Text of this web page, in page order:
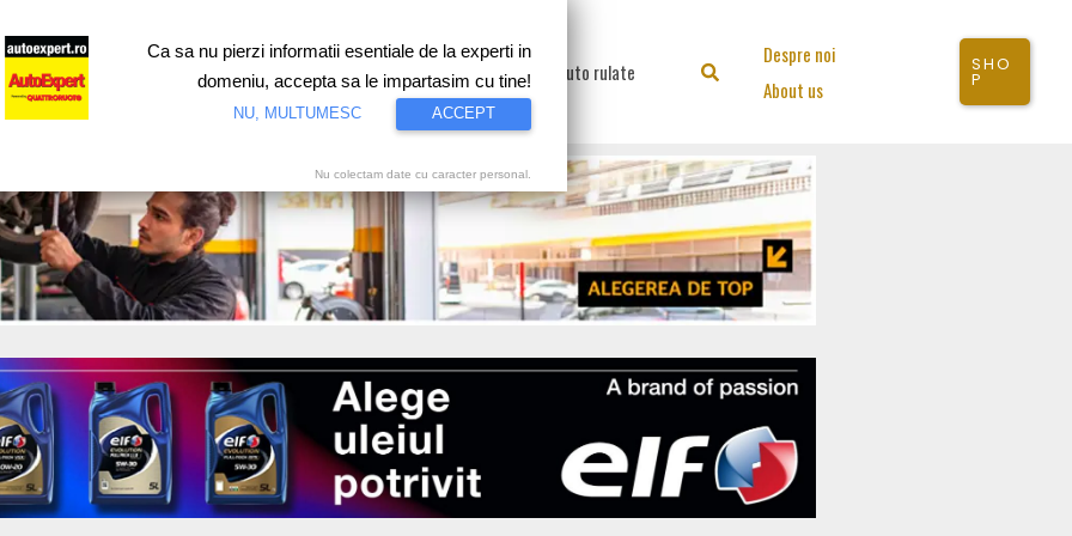
Test drive Motorsport Proiecte speciale Video Auto rulate Search
Despre noi
About us
SHO
P
Ca sa nu pierzi informatii esentiale de la experti in
domeniu, accepta sa le impartasim cu tine!
NU, MULTUMESC ACCEPT
Nu colectam date cu caracter personal.